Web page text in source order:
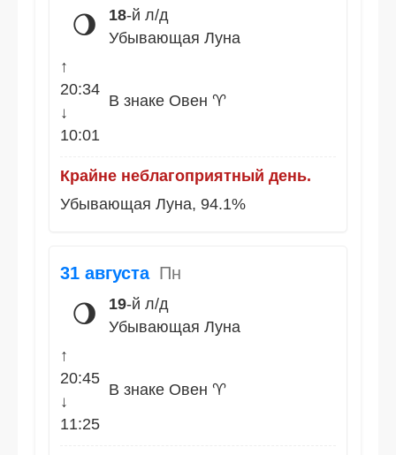
🌖 18-й л/д
Убывающая Луна
↑
20:34
↓
10:01
В знаке Овен ♈
Крайне неблагоприятный день.
Убывающая Луна, 94.1%
31 августа Пн
🌖 19-й л/д
Убывающая Луна
↑
20:45
↓
11:25
В знаке Овен ♈